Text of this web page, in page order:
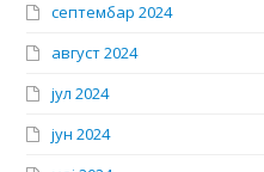
септембар 2024
август 2024
јул 2024
јун 2024